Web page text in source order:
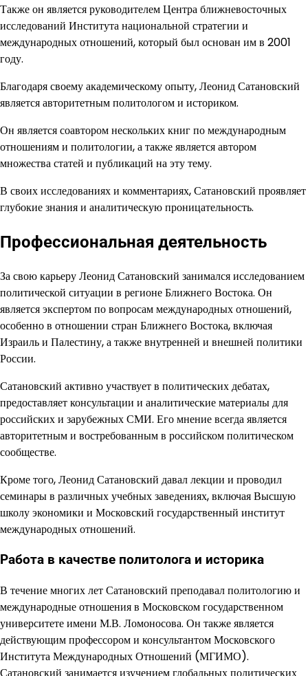
Также он является руководителем Центра ближневосточных
исследований Института национальной стратегии и
международных отношений, который был основан им в 2001
году.
Благодаря своему академическому опыту, Леонид Сатановский
является авторитетным политологом и историком.
Он является соавтором нескольких книг по международным
отношениям и политологии, а также является автором
множества статей и публикаций на эту тему.
В своих исследованиях и комментариях, Сатановский проявляет
глубокие знания и аналитическую проницательность.
Профессиональная деятельность
За свою карьеру Леонид Сатановский занимался исследованием
политической ситуации в регионе Ближнего Востока. Он
является экспертом по вопросам международных отношений,
особенно в отношении стран Ближнего Востока, включая
Израиль и Палестину, а также внутренней и внешней политики
России.
Сатановский активно участвует в политических дебатах,
предоставляет консультации и аналитические материалы для
российских и зарубежных СМИ. Его мнение всегда является
авторитетным и востребованным в российском политическом
сообществе.
Кроме того, Леонид Сатановский давал лекции и проводил
семинары в различных учебных заведениях, включая Высшую
школу экономики и Московский государственный институт
международных отношений.
Работа в качестве политолога и историка
В течение многих лет Сатановский преподавал политологию и
международные отношения в Московском государственном
университете имени М.В. Ломоносова. Он также является
действующим профессором и консультантом Московского
Института Международных Отношений (МГИМО).